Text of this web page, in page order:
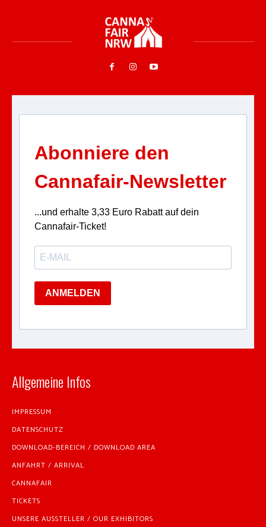
Abonniere den
Cannafair-Newsletter
...und erhalte 3,33 Euro Rabatt auf dein
Cannafair-Ticket!
ANMELDEN
Allgemeine Infos
IMPRESSUM
DATENSCHUTZ
DOWNLOAD-BEREICH / DOWNLOAD AREA
ANFAHRT / ARRIVAL
CANNAFAIR
TICKETS
UNSERE AUSSTELLER / OUR EXHIBITORS